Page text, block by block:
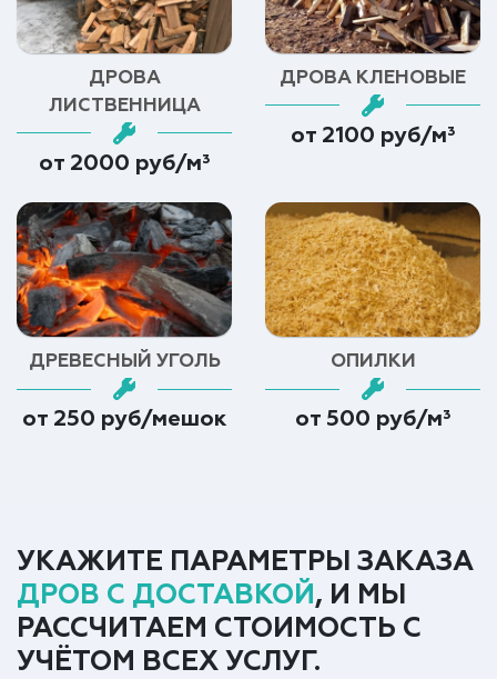
ДРОВА
ЛИСТВЕННИЦА
от 2000 руб/м³
ДРОВА КЛЕНОВЫЕ
от 2100 руб/м³
ДРЕВЕСНЫЙ УГОЛЬ
от 250 руб/мешок
ОПИЛКИ
от 500 руб/м³
УКАЖИТЕ ПАРАМЕТРЫ ЗАКАЗА
ДРОВ С ДОСТАВКОЙ, И МЫ
РАССЧИТАЕМ СТОИМОСТЬ С
УЧЁТОМ ВСЕХ УСЛУГ.